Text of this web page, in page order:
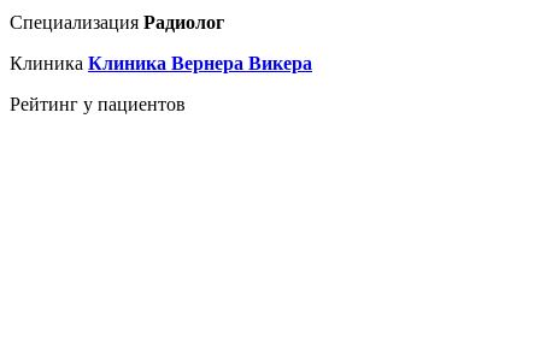
Специализация Радиолог
Клиника Клиника Вернера Викера
Рейтинг у пациентов